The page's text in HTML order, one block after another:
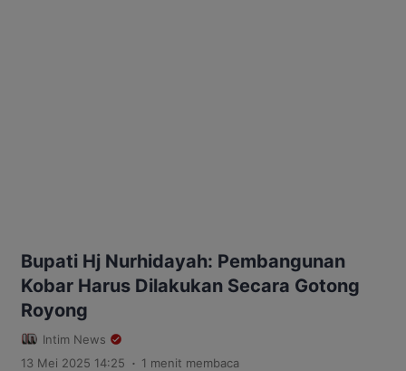
Bupati Hj Nurhidayah: Pembangunan
Kobar Harus Dilakukan Secara Gotong
Royong
Intim News
13 Mei 2025 14:25 . 1 menit membaca